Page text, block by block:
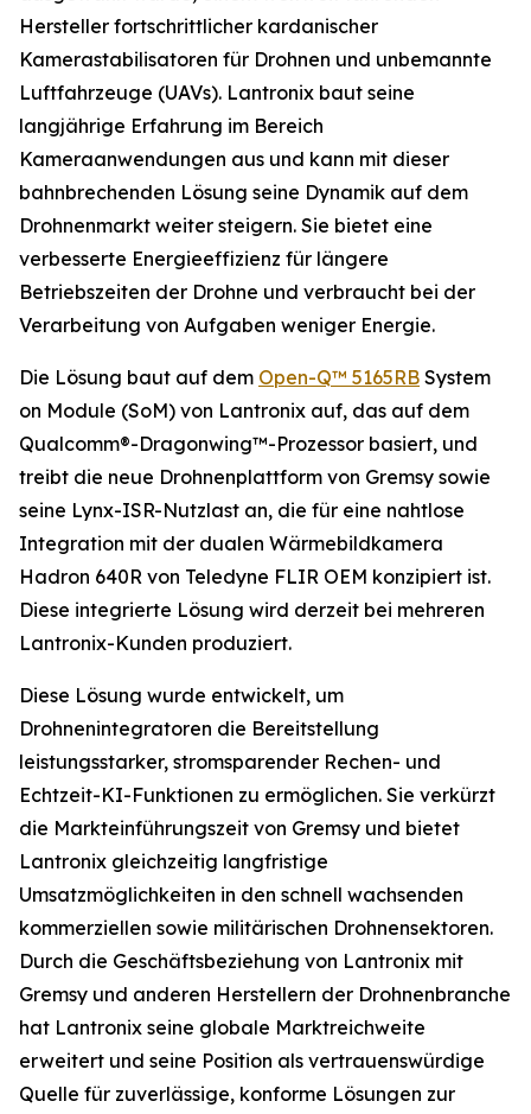
Hersteller fortschrittlicher kardanischer
Kamerastabilisatoren für Drohnen und unbemannte
Luftfahrzeuge (UAVs). Lantronix baut seine
langjährige Erfahrung im Bereich
Kameraanwendungen aus und kann mit dieser
bahnbrechenden Lösung seine Dynamik auf dem
Drohnenmarkt weiter steigern. Sie bietet eine
verbesserte Energieeffizienz für längere
Betriebszeiten der Drohne und verbraucht bei der
Verarbeitung von Aufgaben weniger Energie.
Die Lösung baut auf dem Open-Q™ 5165RB System
on Module (SoM) von Lantronix auf, das auf dem
Qualcomm®-Dragonwing™-Prozessor basiert, und
treibt die neue Drohnenplattform von Gremsy sowie
seine Lynx-ISR-Nutzlast an, die für eine nahtlose
Integration mit der dualen Wärmebildkamera
Hadron 640R von Teledyne FLIR OEM konzipiert ist.
Diese integrierte Lösung wird derzeit bei mehreren
Lantronix-Kunden produziert.
Diese Lösung wurde entwickelt, um
Drohnenintegratoren die Bereitstellung
leistungsstarker, stromsparender Rechen- und
Echtzeit-KI-Funktionen zu ermöglichen. Sie verkürzt
die Markteinführungszeit von Gremsy und bietet
Lantronix gleichzeitig langfristige
Umsatzmöglichkeiten in den schnell wachsenden
kommerziellen sowie militärischen Drohnensektoren.
Durch die Geschäftsbeziehung von Lantronix mit
Gremsy und anderen Herstellern der Drohnenbranche
hat Lantronix seine globale Marktreichweite
erweitert und seine Position als vertrauenswürdige
Quelle für zuverlässige, konforme Lösungen zur